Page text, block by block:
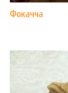
Фокачча